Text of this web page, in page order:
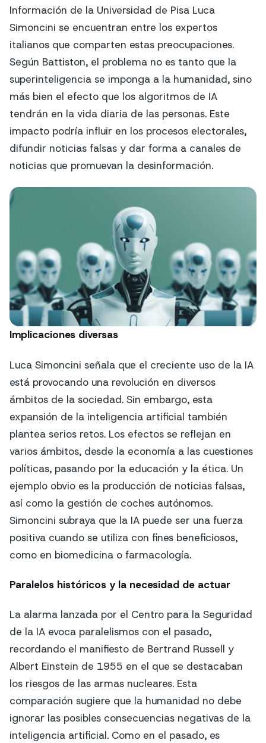
Información de la Universidad de Pisa Luca
Simoncini se encuentran entre los expertos
italianos que comparten estas preocupaciones.
Según Battiston, el problema no es tanto que la
superinteligencia se imponga a la humanidad, sino
más bien el efecto que los algoritmos de IA
tendrán en la vida diaria de las personas. Este
impacto podría influir en los procesos electorales,
difundir noticias falsas y dar forma a canales de
noticias que promuevan la desinformación.
Implicaciones diversas
Luca Simoncini señala que el creciente uso de la IA
está provocando una revolución en diversos
ámbitos de la sociedad. Sin embargo, esta
expansión de la inteligencia artificial también
plantea serios retos. Los efectos se reflejan en
varios ámbitos, desde la economía a las cuestiones
políticas, pasando por la educación y la ética. Un
ejemplo obvio es la producción de noticias falsas,
así como la gestión de coches autónomos.
Simoncini subraya que la IA puede ser una fuerza
positiva cuando se utiliza con fines beneficiosos,
como en biomedicina o farmacología.
Paralelos históricos y la necesidad de actuar
La alarma lanzada por el Centro para la Seguridad
de la IA evoca paralelismos con el pasado,
recordando el manifiesto de Bertrand Russell y
Albert Einstein de 1955 en el que se destacaban
los riesgos de las armas nucleares. Esta
comparación sugiere que la humanidad no debe
ignorar las posibles consecuencias negativas de la
inteligencia artificial. Como en el pasado, es